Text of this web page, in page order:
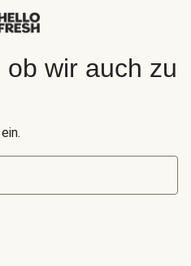
wir auch zu